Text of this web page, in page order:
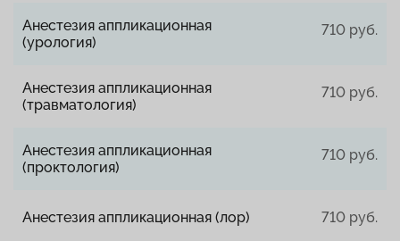
Анестезия аппликационная
(урология)
710 руб.
Анестезия аппликационная
(травматология)
710 руб.
Анестезия аппликационная
(проктология)
710 руб.
Анестезия аппликационная (лор) 710 руб.